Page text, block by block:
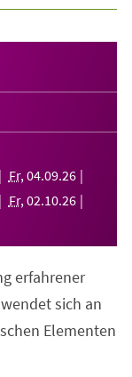
Fr, 04.09.26
Fr, 02.10.26
erfahrener
sich an
Elementen